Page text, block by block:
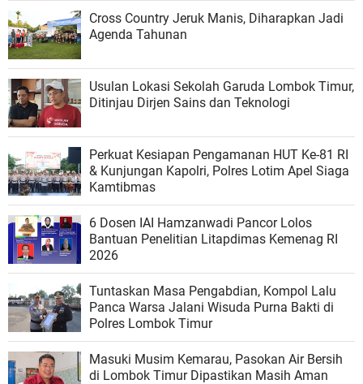
Cross Country Jeruk Manis, Diharapkan Jadi
Agenda Tahunan
Usulan Lokasi Sekolah Garuda Lombok Timur,
Ditinjau Dirjen Sains dan Teknologi
Perkuat Kesiapan Pengamanan HUT Ke-81 RI
& Kunjungan Kapolri, Polres Lotim Apel Siaga
Kamtibmas
6 Dosen IAI Hamzanwadi Pancor Lolos
Bantuan Penelitian Litapdimas Kemenag RI
2026
Tuntaskan Masa Pengabdian, Kompol Lalu
Panca Warsa Jalani Wisuda Purna Bakti di
Polres Lombok Timur
Masuki Musim Kemarau, Pasokan Air Bersih
di Lombok Timur Dipastikan Masih Aman